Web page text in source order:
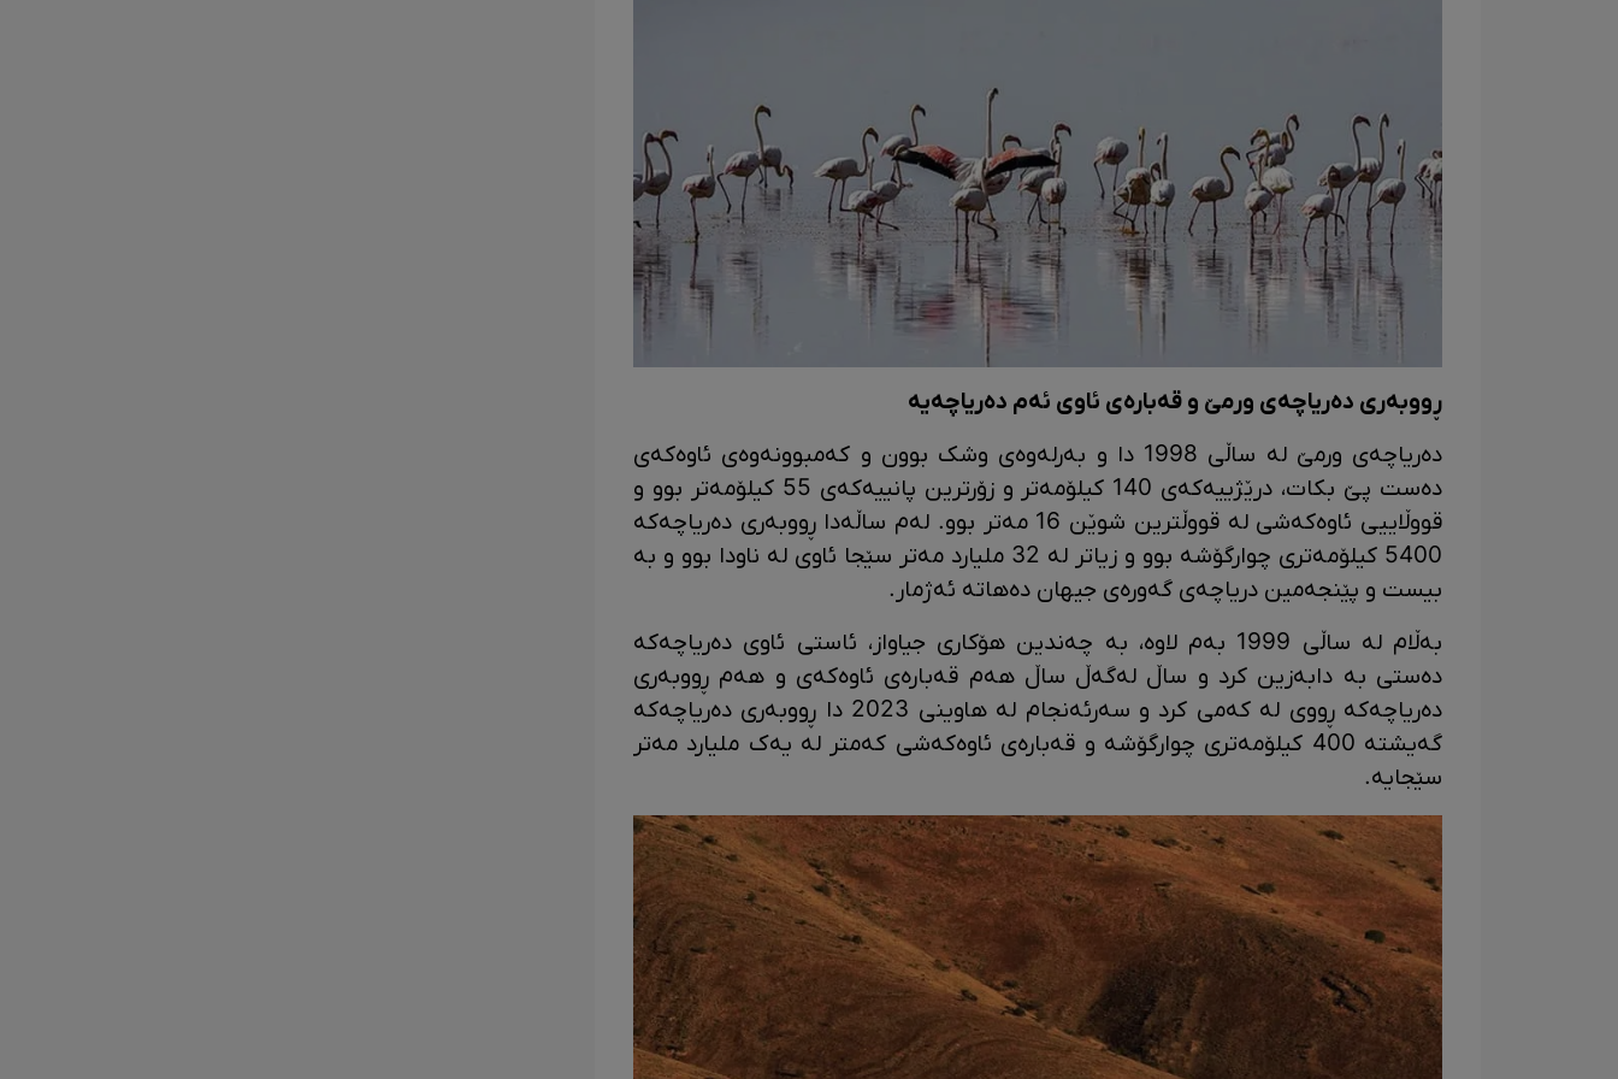
ڕووبەری دەریاچەی ورمێ و قەبارەی ئاوی ئەم دەریاچەیە
دەریاچەی ورمێ لە ساڵی 1998 دا و بەرلەوەی وشک بوون و کەمبوونەوەی ئاوەکەی
دەست پێ بکات، درێژییەکەی 140 کیلۆمەتر و زۆرترین پانییەکەی 55 کیلۆمەتر بوو و
قووڵاییی ئاوەکەشی لە قووڵترین شوێن 16 مەتر بوو. لەم ساڵەدا ڕووبەری دەریاچەکە
5400 کیلۆمەتری چوارگۆشە بوو و زیاتر لە 32 ملیارد مەتر سێجا ئاوی لە ناودا بوو و بە
بیست و پێنجەمین دریاچەی گەورەی جیهان دەهاتە ئەژمار.
بەڵام لە ساڵی 1999 بەم لاوە، بە چەندین هۆکاری جیاواز، ئاستی ئاوی دەریاچەکە
دەستی بە دابەزین کرد و ساڵ لەگەڵ ساڵ هەم قەبارەی ئاوەکەی و هەم ڕووبەری
دەریاچەکە ڕووی لە کەمی کرد و سەرئەنجام لە هاوینی 2023 دا ڕووبەری دەریاچەکە
گەیشتە 400 کیلۆمەتری چوارگۆشە و قەبارەی ئاوەکەشی کەمتر لە یەک ملیارد مەتر
سێجایە.